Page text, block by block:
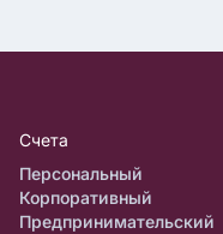
Счета
Персональный
Корпоративный
Предпринимательский